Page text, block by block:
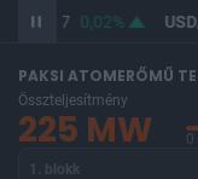
365,47 0,02%
PAKSI ATOMERŐMŰ
Összteljesítmény
225 MW
1. blokk